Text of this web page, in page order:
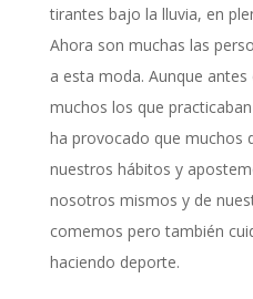
tirantes bajo la lluvia, en
Ahora son muchas las
a esta moda. Aunque
muchos los que
ha provocado que muchos
nuestros hábitos y
nosotros mismos y de
comemos pero también
haciendo deporte.